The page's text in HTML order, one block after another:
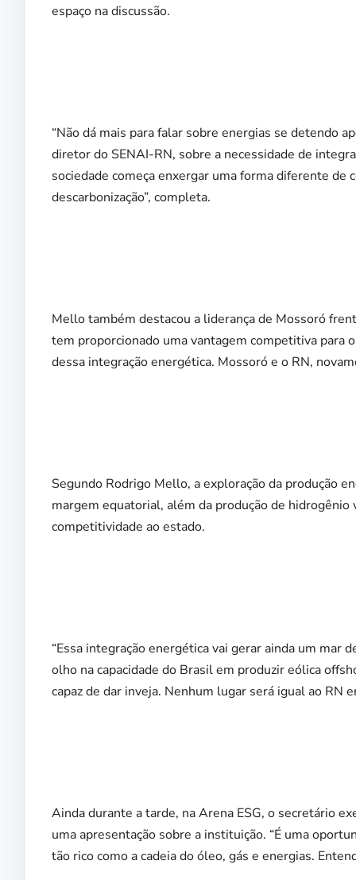
espaço na discussão.
“Não dá mais para falar sobre energias se detendo
diretor do SENAI-RN, sobre a necessidade de
sociedade começa enxergar uma forma diferente
descarbonização”, completa.
Mello também destacou a liderança de Mossoró
tem proporcionado uma vantagem competitiva para
dessa integração energética. Mossoró e o RN,
Segundo Rodrigo Mello, a exploração da produção
margem equatorial, além da produção de
competitividade ao estado.
“Essa integração energética vai gerar ainda um
olho na capacidade do Brasil em produzir eólica
capaz de dar inveja. Nenhum lugar será igual ao RN
Ainda durante a tarde, na Arena ESG, o secretário
uma apresentação sobre a instituição. “É uma
tão rico como a cadeia do óleo, gás e energias.